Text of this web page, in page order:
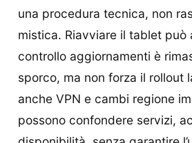
una procedura tecnica, non
mistica. Riavviare il tablet può
controllo aggiornamenti è
sporco, ma non forza il rollout
anche VPN e cambi regione
possono confondere servizi,